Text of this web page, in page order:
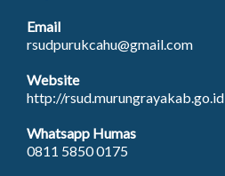
Email
rsudpurukcahu@gmail.com
Website
http://rsud.murungrayakab.go.id
Whatsapp Humas
0811 5850 0175